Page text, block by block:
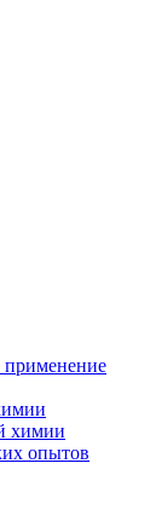
применение
химии
опытов